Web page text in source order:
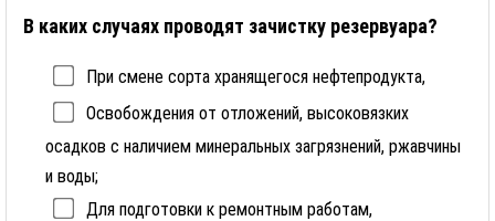
В каких случаях проводят зачистку резервуара?
При смене сорта хранящегося нефтепродукта,
Освобождения от отложений, высоковязких
осадков с наличием минеральных загрязнений, ржавчины
и воды;
Для подготовки к ремонтным работам,